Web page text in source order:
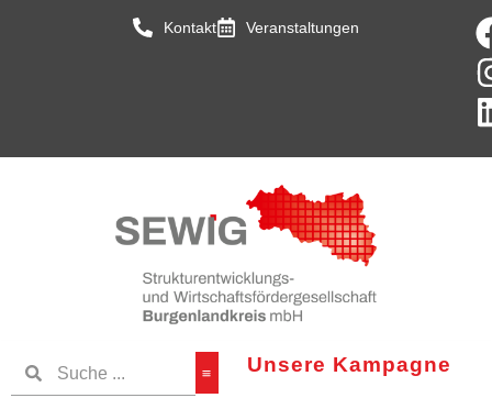
Kontakt Veranstaltungen
Unsere Kampagne